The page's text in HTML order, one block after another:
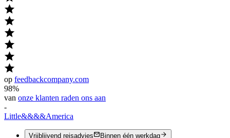
op feedbackcompany.com
98%
van onze klanten raden ons aan
-
Little&&&&America
Vrijblijvend reisadvies
Binnen één werkdag